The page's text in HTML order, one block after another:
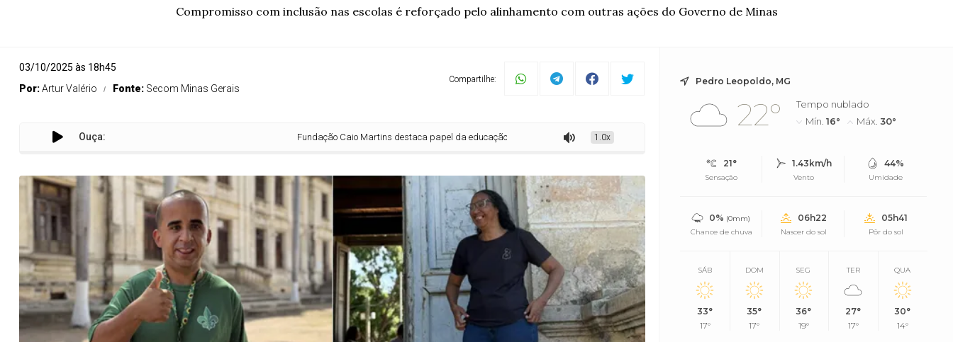
Compromisso com inclusão nas escolas é reforçado pelo alinhamento com outras ações do Governo de Minas
03/10/2025 às 18h45
Por:Artur Valério Fonte: Secom Minas Gerais
Compartilhe:
Ouça: Fundação Caio Martins destaca papel da educação para um futuro mais acessível às pessoas com deficiência
1.0x
Pedro Leopoldo, MG
22°
Tempo nublado
Mín.16° Máx.30°
21°
Sensação
1.43km/h
Vento
44%
Umidade
0% (0mm)
Chance de chuva
06h22
Nascer do sol
05h41
Pôr do sol
SÁB
33°
17°
DOM
35°
17°
SEG
36°
19°
TER
27°
17°
QUA
30°
14°